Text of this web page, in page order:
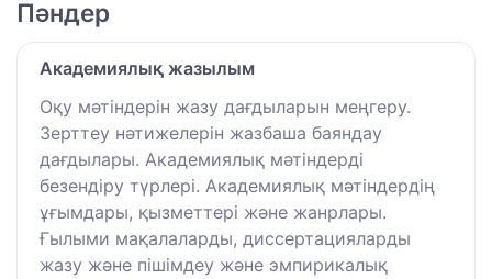
Пәндер
Академиялық жазылым
Оқу мәтіндерін жазу дағдыларын меңгеру.
Зерттеу нәтижелерін жазбаша баяндау
дағдылары. Академиялық мәтіндерді
безендіру түрлері. Академиялық мәтіндердің
ұғымдары, қызметтері және жанрлары.
Ғылыми мақалаларды, диссертацияларды
жазу және пішімдеу және эмпирикалық